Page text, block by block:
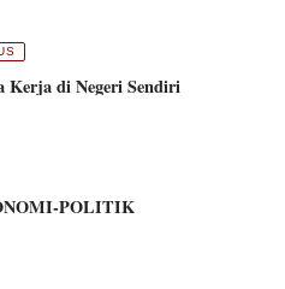
Kerja di Negeri Sendiri
POLITIK